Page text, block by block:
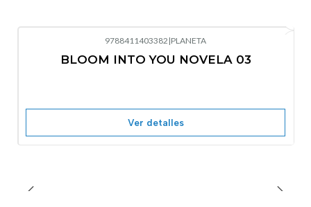
Nuevo
9788411403382 |PLANETA
BLOOM INTO YOU NOVELA 03
Ver detalles